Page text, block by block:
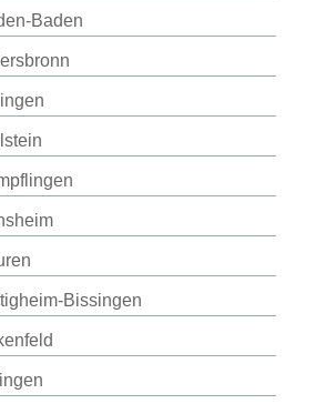
Baden
Bissingen